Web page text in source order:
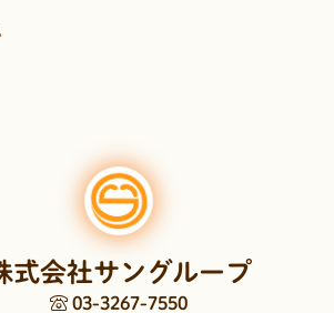
式会社サングループ
03-3267-7550